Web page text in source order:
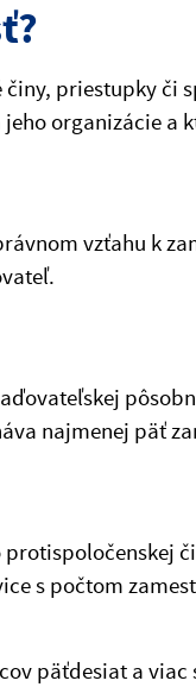
priestupky či
organizácie a
vzťahu k
najmenej päť
s počtom
päťdesiat a